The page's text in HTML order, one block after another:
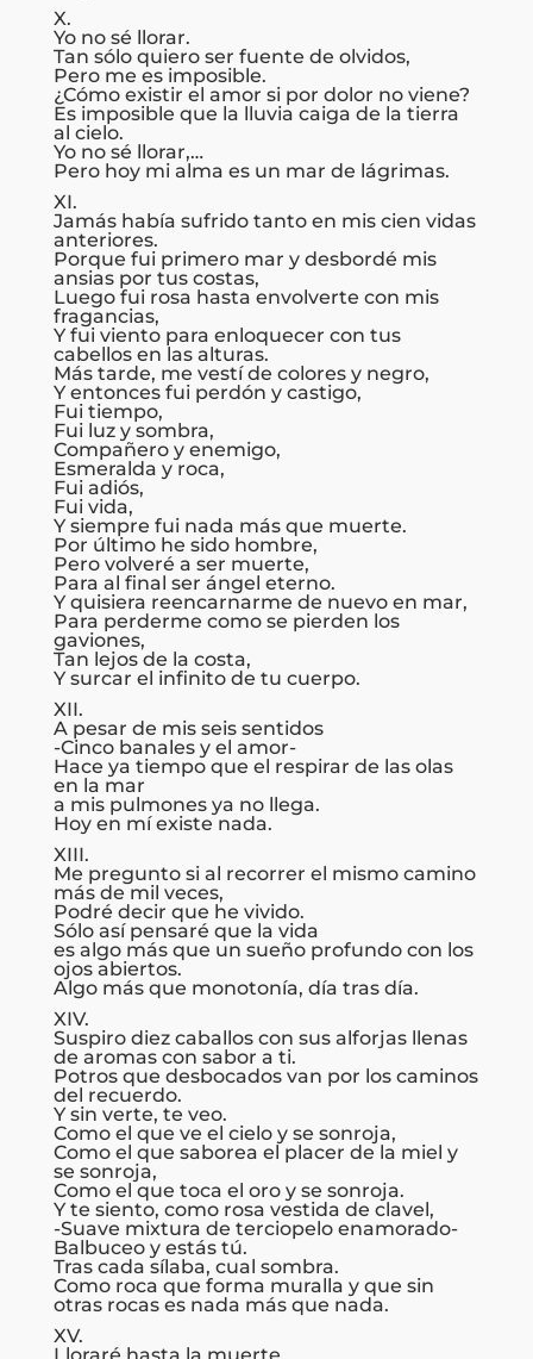
X.
Yo no sé llorar.
Tan sólo quiero ser fuente de olvidos,
Pero me es imposible.
¿Cómo existir el amor si por dolor no viene?
Es imposible que la lluvia caiga de la tierra
al cielo.
Yo no sé llorar,…
Pero hoy mi alma es un mar de lágrimas.
XI.
Jamás había sufrido tanto en mis cien vidas
anteriores.
Porque fui primero mar y desbordé mis
ansias por tus costas,
Luego fui rosa hasta envolverte con mis
fragancias,
Y fui viento para enloquecer con tus
cabellos en las alturas.
Más tarde, me vestí de colores y negro,
Y entonces fui perdón y castigo,
Fui tiempo,
Fui luz y sombra,
Compañero y enemigo,
Esmeralda y roca,
Fui adiós,
Fui vida,
Y siempre fui nada más que muerte.
Por último he sido hombre,
Pero volveré a ser muerte,
Para al final ser ángel eterno.
Y quisiera reencarnarme de nuevo en mar,
Para perderme como se pierden los
gaviones,
Tan lejos de la costa,
Y surcar el infinito de tu cuerpo.
XII.
A pesar de mis seis sentidos
-Cinco banales y el amor-
Hace ya tiempo que el respirar de las olas
en la mar
a mis pulmones ya no llega.
Hoy en mí existe nada.
XIII.
Me pregunto si al recorrer el mismo camino
más de mil veces,
Podré decir que he vivido.
Sólo así pensaré que la vida
es algo más que un sueño profundo con los
ojos abiertos.
Algo más que monotonía, día tras día.
XIV.
Suspiro diez caballos con sus alforjas llenas
de aromas con sabor a ti.
Potros que desbocados van por los caminos
del recuerdo.
Y sin verte, te veo.
Como el que ve el cielo y se sonroja,
Como el que saborea el placer de la miel y
se sonroja,
Como el que toca el oro y se sonroja.
Y te siento, como rosa vestida de clavel,
-Suave mixtura de terciopelo enamorado-
Balbuceo y estás tú.
Tras cada sílaba, cual sombra.
Como roca que forma muralla y que sin
otras rocas es nada más que nada.
XV.